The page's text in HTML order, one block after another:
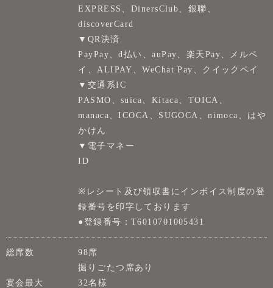
EXPRESS、DinersClub、銀聯、
discoverCard
▼QR決済
PayPay、d払い、auPay、楽天Pay、メルペ
イ、ALIPAY、WeChat Pay、クイックペイ
▼交通系IC
PASMO、suica、Kitaca、TOICA、
manaca、ICOCA、SUGOCA、nimoca、はや
かけん
▼電子マネー
ID
※レシート及び領収書にインボイス制度の登
録番号を印字しております
●登録番号：T6010701005431
総席数
98席
掘りごたつ席あり
宴会最大
32名様